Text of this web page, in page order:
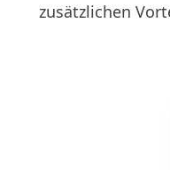
zusätzlichen